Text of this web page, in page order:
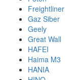
Freightliner
Gaz Siber
Geely
Great Wall
HAFEI
Haima M3
HANIA